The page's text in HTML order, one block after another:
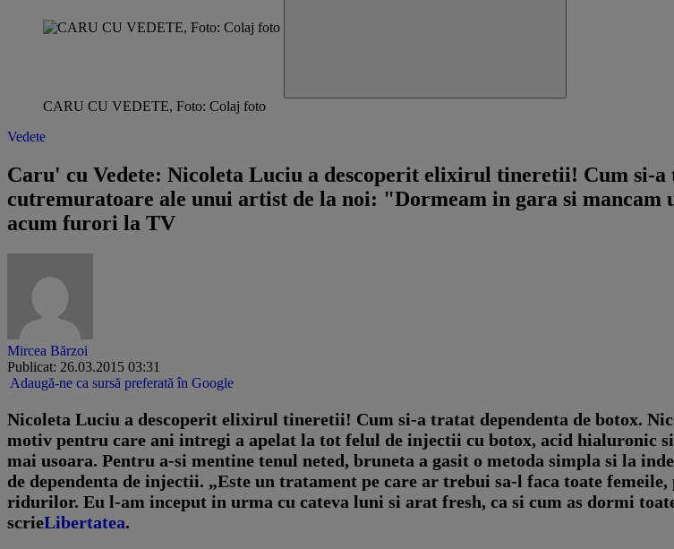
CARU CU VEDETE, Foto: Colaj foto
Vedete
Caru' cu Vedete: Nicoleta Luciu a descoperit elixirul tineretii! Cum si-
cutremuratoare ale unui artist de la noi: "Dormeam in gara si
acum furori la TV
Mircea Bărzoi
Publicat: 26.03.2015 03:31
Adaugă-ne ca sursă preferată în Google
Nicoleta Luciu a descoperit elixirul tineretii! Cum si-a tratat dependenta de botox.
motiv pentru care ani intregi a apelat la tot felul de injectii cu botox, acid hialuronic
mai usoara. Pentru a-si mentine tenul neted, bruneta a gasit o metoda simpla si la
de dependenta de injectii. „Este un tratament pe care ar trebui sa-l faca toate
ridurilor. Eu l-am inceput in urma cu cateva luni si arat fresh, ca si cum as dormi
scrieLibertatea.